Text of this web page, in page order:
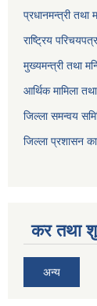
प्रधानमन्त्री तथा
राष्ट्रिय
मुख्यमन्त्री तथा
आर्थिक मामिला
जिल्ला समन्वय
जिल्ला प्रशासन
कर तथा
अन्य